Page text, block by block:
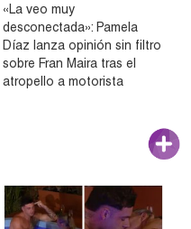
«La veo muy
desconectada»: Pamela
Díaz lanza opinión sin filtro
sobre Fran Maira tras el
atropello a motorista